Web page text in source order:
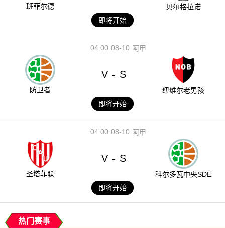
班菲尔德
贝尔格拉诺
即将开始
08-10
04:00 阿甲
防卫者
V - S
纽维尔老男孩
即将开始
08-10
04:00 阿甲
圣塔菲联
V - S
科尔多瓦中央SDE
即将开始
热门赛事